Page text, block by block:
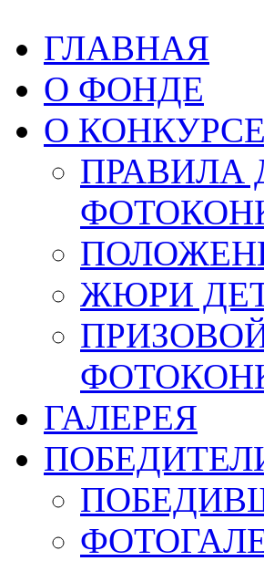
ГЛАВНАЯ
О ФОНДЕ
О КОНКУРСЕ
ПРАВИЛА
ЖЮРИ
ГАЛЕРЕЯ